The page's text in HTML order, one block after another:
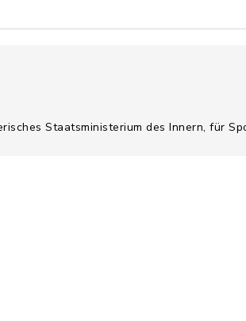
Staatsministerium des Innern, für